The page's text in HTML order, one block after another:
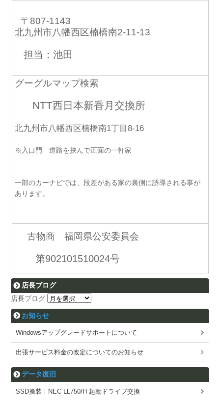
〒807-1143
北九州市八幡西区楠橋南2-11-13
担当：池田
グーグルマップ検索
NTT西日本新香月交換所
北九州市八幡西区楠橋南1丁目8-16
※入口門 道路を挟んで正面の一軒家
一部のカーナビでは、段差がある家の裏側に誘導される事が
あります。
古物商 福岡県公安委員会
第902101510024号
店長ブログ
店長ブログ
お知らせ
Windowsアップグレードサポートについて
出張サービス料金の改定についてのお知らせ
データ復旧
SSD換装｜NEC LL750/H 起動ドライブ交換